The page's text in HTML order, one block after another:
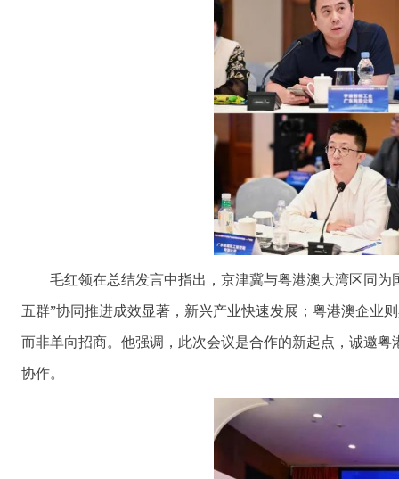
毛红领在总结发言中指出，京津冀与粤港澳大湾区同
五群”协同推进成效显著，新兴产业快速发展；粤港澳企业
而非单向招商。他强调，此次会议是合作的新起点，诚邀
协作。